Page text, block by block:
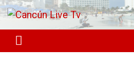
Saltar
al
Cancún Live Tv
Medio de comunicación en Cancún